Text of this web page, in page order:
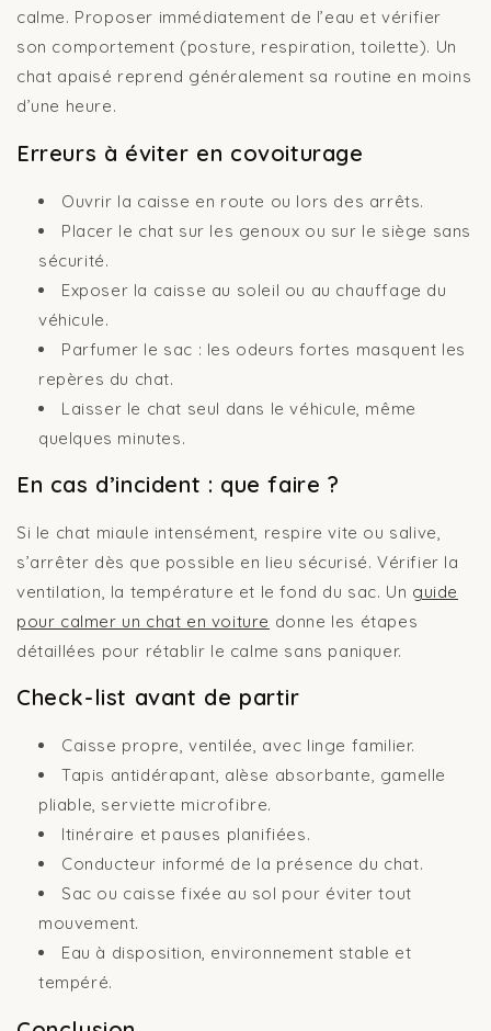
calme. Proposer immédiatement de l’eau et vérifier
son comportement (posture, respiration, toilette). Un
chat apaisé reprend généralement sa routine en moins
d’une heure.
Erreurs à éviter en covoiturage
Ouvrir la caisse en route ou lors des arrêts.
Placer le chat sur les genoux ou sur le siège sans
sécurité.
Exposer la caisse au soleil ou au chauffage du
véhicule.
Parfumer le sac : les odeurs fortes masquent les
repères du chat.
Laisser le chat seul dans le véhicule, même
quelques minutes.
En cas d’incident : que faire ?
Si le chat miaule intensément, respire vite ou salive,
s’arrêter dès que possible en lieu sécurisé. Vérifier la
ventilation, la température et le fond du sac. Un guide
pour calmer un chat en voiture donne les étapes
détaillées pour rétablir le calme sans paniquer.
Check-list avant de partir
Caisse propre, ventilée, avec linge familier.
Tapis antidérapant, alèse absorbante, gamelle
pliable, serviette microfibre.
Itinéraire et pauses planifiées.
Conducteur informé de la présence du chat.
Sac ou caisse fixée au sol pour éviter tout
mouvement.
Eau à disposition, environnement stable et
tempéré.